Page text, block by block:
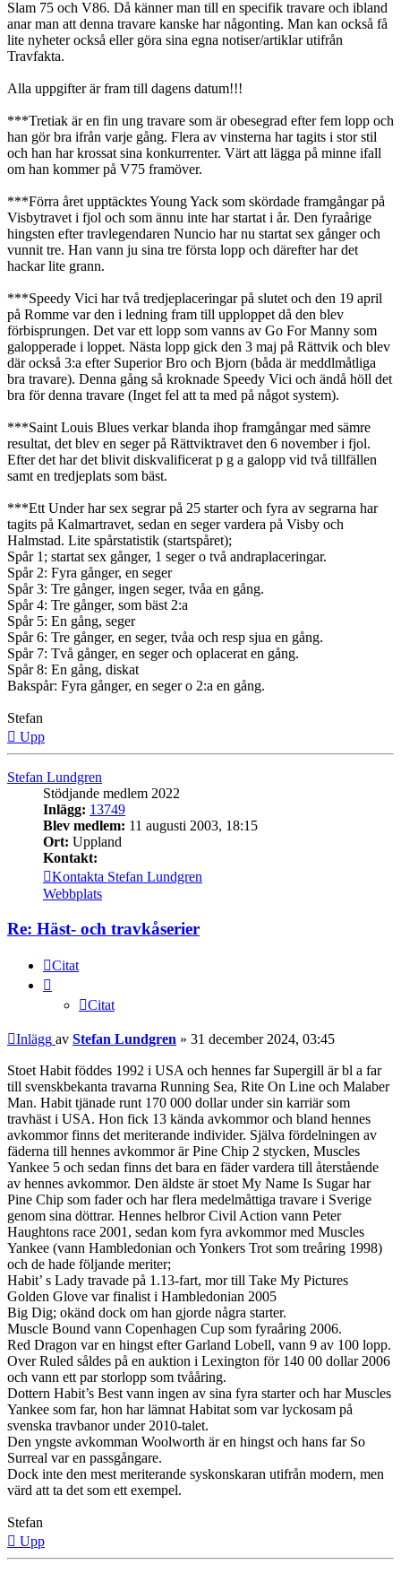
Slam 75 och V86. Då känner man till en specifik travare och ibland
anar man att denna travare kanske har någonting. Man kan också få
lite nyheter också eller göra sina egna notiser/artiklar utifrån
Travfakta.
Alla uppgifter är fram till dagens datum!!!
***Tretiak är en fin ung travare som är obesegrad efter fem lopp och
han gör bra ifrån varje gång. Flera av vinsterna har tagits i stor stil
och han har krossat sina konkurrenter. Värt att lägga på minne ifall
om han kommer på V75 framöver.
***Förra året upptäcktes Young Yack som skördade framgångar på
Visbytravet i fjol och som ännu inte har startat i år. Den fyraårige
hingsten efter travlegendaren Nuncio har nu startat sex gånger och
vunnit tre. Han vann ju sina tre första lopp och därefter har det
hackar lite grann.
***Speedy Vici har två tredjeplaceringar på slutet och den 19 april
på Romme var den i ledning fram till upploppet då den blev
förbisprungen. Det var ett lopp som vanns av Go For Manny som
galopperade i loppet. Nästa lopp gick den 3 maj på Rättvik och blev
där också 3:a efter Superior Bro och Bjorn (båda är meddlmåtliga
bra travare). Denna gång så kroknade Speedy Vici och ändå höll det
bra för denna travare (Inget fel att ta med på något system).
***Saint Louis Blues verkar blanda ihop framgångar med sämre
resultat, det blev en seger på Rättviktravet den 6 november i fjol.
Efter det har det blivit diskvalificerat p g a galopp vid två tillfällen
samt en tredjeplats som bäst.
***Ett Under har sex segrar på 25 starter och fyra av segrarna har
tagits på Kalmartravet, sedan en seger vardera på Visby och
Halmstad. Lite spårstatistik (startspåret);
Spår 1; startat sex gånger, 1 seger o två andraplaceringar.
Spår 2: Fyra gånger, en seger
Spår 3: Tre gånger, ingen seger, tvåa en gång.
Spår 4: Tre gånger, som bäst 2:a
Spår 5: En gång, seger
Spår 6: Tre gånger, en seger, tvåa och resp sjua en gång.
Spår 7: Två gånger, en seger och oplacerat en gång.
Spår 8: En gång, diskat
Bakspår: Fyra gånger, en seger o 2:a en gång.
Stefan
Upp
Stefan Lundgren
Stödjande medlem 2022
Inlägg: 13749
Blev medlem: 11 augusti 2003, 18:15
Ort: Uppland
Kontakt:
Kontakta Stefan Lundgren
Webbplats
Re: Häst- och travkåserier
Citat
Citat
Inlägg av Stefan Lundgren » 31 december 2024, 03:45
Stoet Habit föddes 1992 i USA och hennes far Supergill är bl a far
till svenskbekanta travarna Running Sea, Rite On Line och Malaber
Man. Habit tjänade runt 170 000 dollar under sin karriär som
travhäst i USA. Hon fick 13 kända avkommor och bland hennes
avkommor finns det meriterande individer. Själva fördelningen av
fäderna till hennes avkommor är Pine Chip 2 stycken, Muscles
Yankee 5 och sedan finns det bara en fäder vardera till återstående
av hennes avkommor. Den äldste är stoet My Name Is Sugar har
Pine Chip som fader och har flera medelmåttiga travare i Sverige
genom sina döttrar. Hennes helbror Civil Action vann Peter
Haughtons race 2001, sedan kom fyra avkommor med Muscles
Yankee (vann Hambledonian och Yonkers Trot som treåring 1998)
och de hade följande meriter;
Habit’ s Lady travade på 1.13-fart, mor till Take My Pictures
Golden Glove var finalist i Hambledonian 2005
Big Dig; okänd dock om han gjorde några starter.
Muscle Bound vann Copenhagen Cup som fyraåring 2006.
Red Dragon var en hingst efter Garland Lobell, vann 9 av 100 lopp.
Over Ruled såldes på en auktion i Lexington för 140 00 dollar 2006
och vann ett par storlopp som tvååring.
Dottern Habit’s Best vann ingen av sina fyra starter och har Muscles
Yankee som far, hon har lämnat Habitat som var lyckosam på
svenska travbanor under 2010-talet.
Den yngste avkomman Woolworth är en hingst och hans far So
Surreal var en passgångare.
Dock inte den mest meriterande syskonskaran utifrån modern, men
värd att ta det som ett exempel.
Stefan
Upp